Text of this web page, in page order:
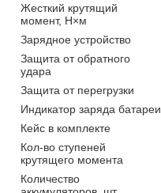
Жесткий крутящий
момент, Н×м
Зарядное устройство
Защита от обратного
удара
Защита от перегрузки
Индикатор заряда батареи
Кейс в комплекте
Кол-во ступеней
крутящего момента
Количество